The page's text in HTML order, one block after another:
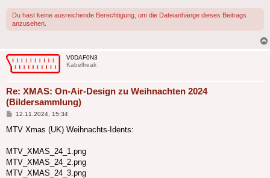
Du hast keine ausreichende Berechtigung, um die Dateianhänge dieses Beitrags
anzusehen.
V0DAF0N3
Kabelfreak
Re: XMAS: On-Air-Design zu Weihnachten 2024
(Bildersammlung)
Beitrag
12.11.2024, 15:34
MTV Xmas (UK) Weihnachts-Idents:
MTV_XMAS_24_1.png
MTV_XMAS_24_2.png
MTV_XMAS_24_3.png